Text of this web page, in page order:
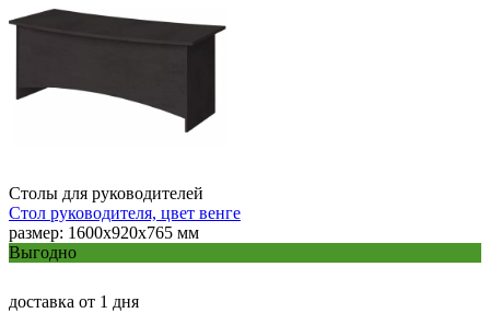
Столы для руководителей
Стол руководителя, цвет венге
размер: 1600х920х765 мм
Выгодно
доставка от 1 дня